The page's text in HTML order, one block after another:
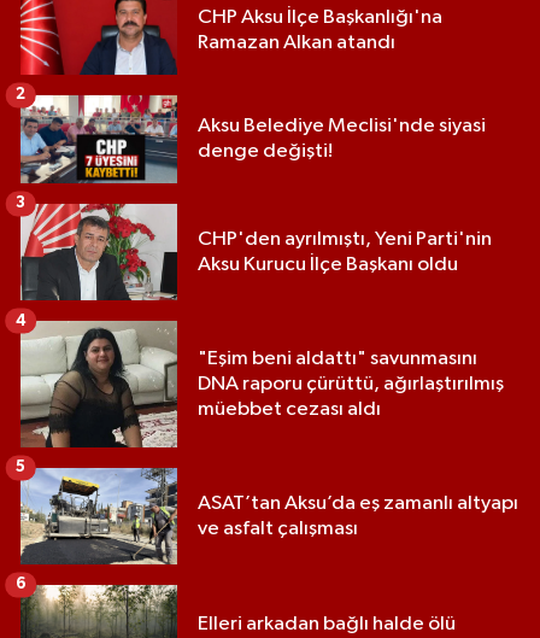
CHP Aksu İlçe Başkanlığı'na
Ramazan Alkan atandı
Aksu Belediye Meclisi'nde siyasi
denge değişti!
2
CHP'den ayrılmıştı, Yeni Parti'nin
Aksu Kurucu İlçe Başkanı oldu
3
"Eşim beni aldattı" savunmasını
DNA raporu çürüttü, ağırlaştırılmış
müebbet cezası aldı
4
ASAT’tan Aksu’da eş zamanlı altyapı
ve asfalt çalışması
5
Elleri arkadan bağlı halde ölü
6